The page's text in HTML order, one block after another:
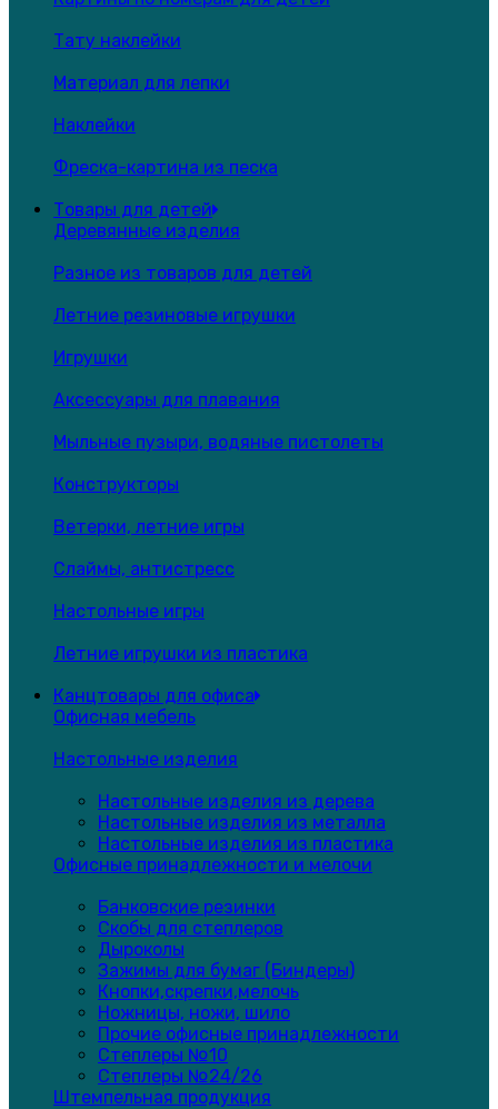
Тату наклейки
Материал для лепки
Наклейки
Фреска-картина из песка
Товары для детей
Деревянные изделия
Разное из товаров для детей
Летние резиновые игрушки
Игрушки
Аксессуары для плавания
Мыльные пузыри, водяные пистолеты
Конструкторы
Ветерки, летние игры
Слаймы, антистресс
Настольные игры
Летние игрушки из пластика
Канцтовары для офиса
Офисная мебель
Настольные изделия
Настольные изделия из дерева
Настольные изделия из металла
Настольные изделия из пластика
Офисные принадлежности и мелочи
Банковские резинки
Скобы для степлеров
Дыроколы
Зажимы для бумаг (Биндеры)
Кнопки,скрепки,мелочь
Ножницы, ножи, шило
Прочие офисные принадлежности
Степлеры №10
Степлеры №24/26
Штемпельная продукция